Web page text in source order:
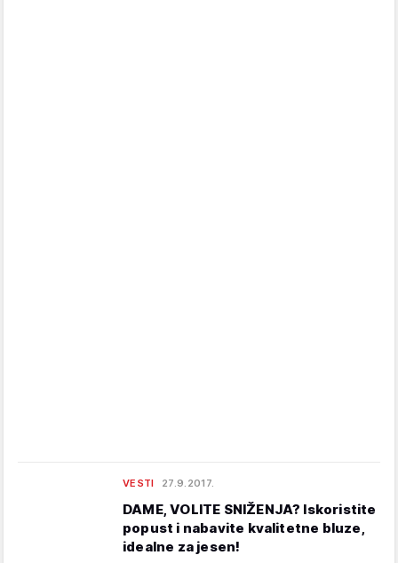
VESTI 27.9.2017.
DAME, VOLITE SNIŽENJA? Iskoristite
popust i nabavite kvalitetne bluze,
idealne za jesen!